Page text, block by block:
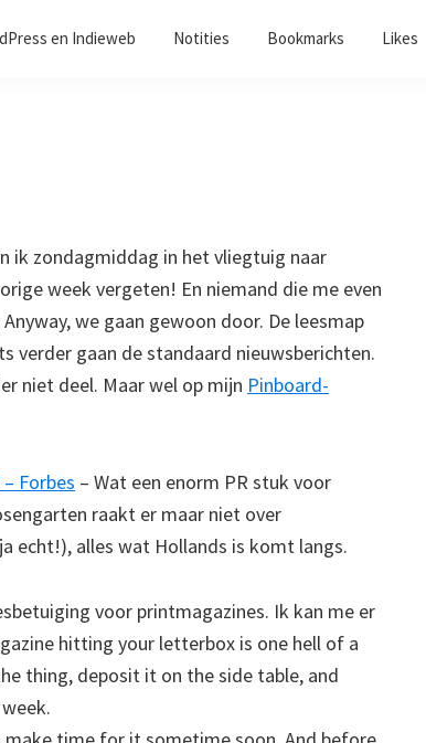
en Indieweb Notities Bookmarks Likes
ik zondagmiddag in het vliegtuig naar
week vergeten! En niemand die me even
we gaan gewoon door. De leesmap
verder gaan de standaard nieuwsberichten.
niet deel. Maar wel op mijn Pinboard-
Forbes – Wat een enorm PR stuk voor
raakt er maar niet over
echt!), alles wat Hollands is komt langs.
voor printmagazines. Ik kan me er
hitting your letterbox is one hell of a
thing, deposit it on the side table, and